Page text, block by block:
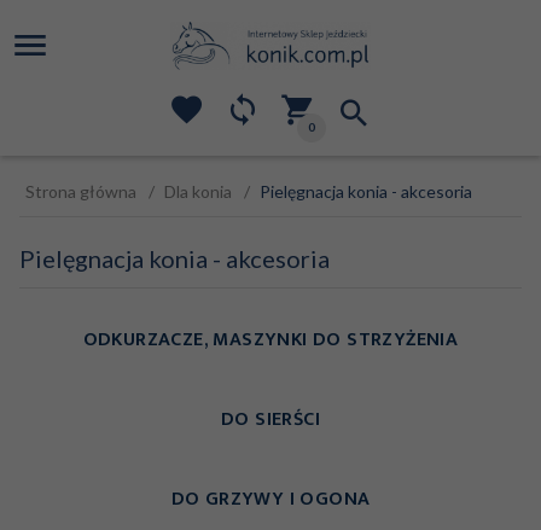
0
Strona główna Dla konia Pielęgnacja konia - akcesoria
Pielęgnacja konia - akcesoria
ODKURZACZE, MASZYNKI DO STRZYŻENIA
DO SIERŚCI
DO GRZYWY I OGONA